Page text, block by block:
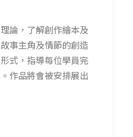
論，了解創作繪本及
事主角及情節的創造
式，指導每位學員完
作品將會被安排展出